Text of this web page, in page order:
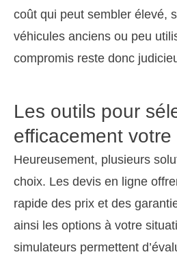
coût qui peut sembler élevé,
véhicules anciens ou peu
compromis reste donc
Les outils pour
efficacement
Heureusement, plusieurs
choix. Les devis en ligne
rapide des prix et des
ainsi les options à votre
simulateurs permettent